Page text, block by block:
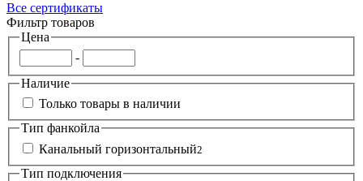
Все сертификаты
Фильтр товаров
Цена
-
Наличие
Только товары в наличии
Тип фанкойла
Канальный горизонтальный2
Тип подключения